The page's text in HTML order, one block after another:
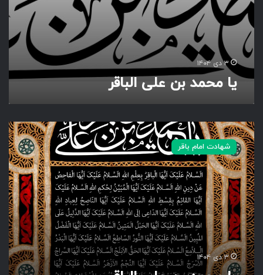
ب
ق
۳ دی ۱۴۰۴
یا محمد بن علی الباقر
ی
ا
م
ح
م
د
ب
ن
ع
ل
ی
ا
شهادت امام باقر
۳ دی ۱۴۰۴